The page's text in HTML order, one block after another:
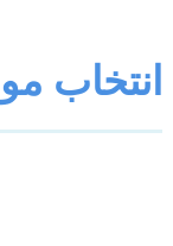
انتخاب